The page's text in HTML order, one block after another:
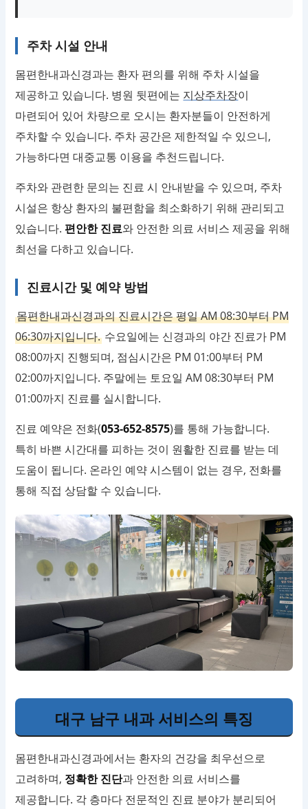
주차 시설 안내
몸편한내과신경과는 환자 편의를 위해 주차 시설을
제공하고 있습니다. 병원 뒷편에는 지상주차장이
마련되어 있어 차량으로 오시는 환자분들이 안전하게
주차할 수 있습니다. 주차 공간은 제한적일 수 있으니,
가능하다면 대중교통 이용을 추천드립니다.
주차와 관련한 문의는 진료 시 안내받을 수 있으며, 주차
시설은 항상 환자의 불편함을 최소화하기 위해 관리되고
있습니다.편안한 진료와 안전한 의료 서비스 제공을 위해
최선을 다하고 있습니다.
진료시간 및 예약 방법
몸편한내과신경과의 진료시간은 평일 AM 08:30부터 PM
06:30까지입니다. 수요일에는 신경과의 야간 진료가 PM
08:00까지 진행되며, 점심시간은 PM 01:00부터 PM
02:00까지입니다. 주말에는 토요일 AM 08:30부터 PM
01:00까지 진료를 실시합니다.
진료 예약은 전화(053-652-8575)를 통해 가능합니다.
특히 바쁜 시간대를 피하는 것이 원활한 진료를 받는 데
도움이 됩니다. 온라인 예약 시스템이 없는 경우, 전화를
통해 직접 상담할 수 있습니다.
대구 남구 내과 서비스의 특징
몸편한내과신경과에서는 환자의 건강을 최우선으로
고려하며, 정확한 진단과 안전한 의료 서비스를
제공합니다. 각 층마다 전문적인 진료 분야가 분리되어